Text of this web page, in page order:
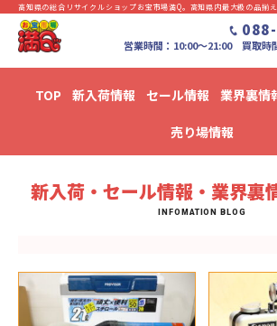
高知県の総合リサイクルショップお宝市場満Q。⾼知県内最⼤級の品揃え
営業時間：10:00〜21:00 買取時
TOP 新入荷情報 セール情報 業界裏情
売り場情報
新入荷・セール情報・業界裏情報
新入荷・セール情報・業界